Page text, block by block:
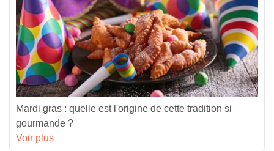
Mardi gras : quelle est l'origine de cette tradition si
gourmande ?
Voir plus